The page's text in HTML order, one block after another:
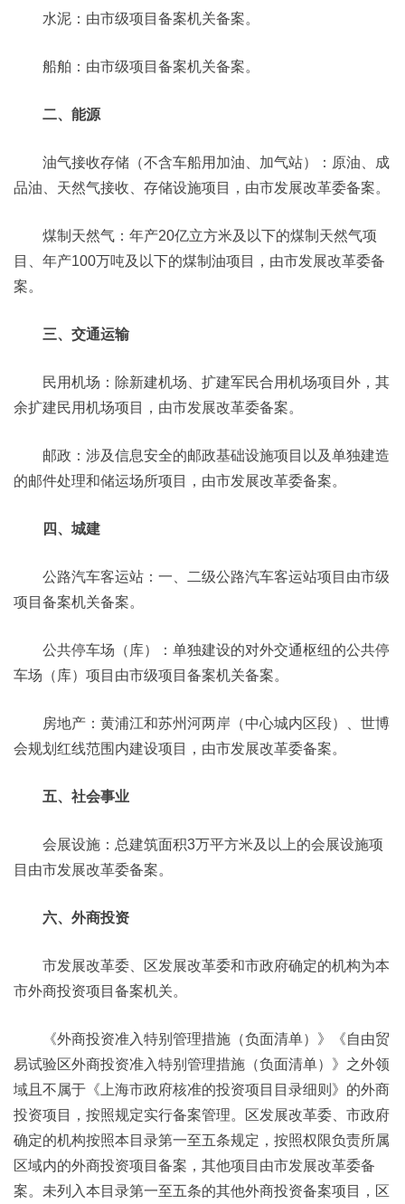
水泥：由市级项目备案机关备案。
船舶：由市级项目备案机关备案。
二、能源
油气接收存储（不含车船用加油、加气站）：原油、成
品油、天然气接收、存储设施项目，由市发展改革委备案。
煤制天然气：年产20亿立方米及以下的煤制天然气项
目、年产100万吨及以下的煤制油项目，由市发展改革委备
案。
三、交通运输
民用机场：除新建机场、扩建军民合用机场项目外，其
余扩建民用机场项目，由市发展改革委备案。
邮政：涉及信息安全的邮政基础设施项目以及单独建造
的邮件处理和储运场所项目，由市发展改革委备案。
四、城建
公路汽车客运站：一、二级公路汽车客运站项目由市级
项目备案机关备案。
公共停车场（库）：单独建设的对外交通枢纽的公共停
车场（库）项目由市级项目备案机关备案。
房地产：黄浦江和苏州河两岸（中心城内区段）、世博
会规划红线范围内建设项目，由市发展改革委备案。
五、社会事业
会展设施：总建筑面积3万平方米及以上的会展设施项
目由市发展改革委备案。
六、外商投资
市发展改革委、区发展改革委和市政府确定的机构为本
市外商投资项目备案机关。
《外商投资准入特别管理措施（负面清单）》《自由贸
易试验区外商投资准入特别管理措施（负面清单）》之外领
域且不属于《上海市政府核准的投资项目目录细则》的外商
投资项目，按照规定实行备案管理。区发展改革委、市政府
确定的机构按照本目录第一至五条规定，按照权限负责所属
区域内的外商投资项目备案，其他项目由市发展改革委备
案。未列入本目录第一至五条的其他外商投资备案项目，区